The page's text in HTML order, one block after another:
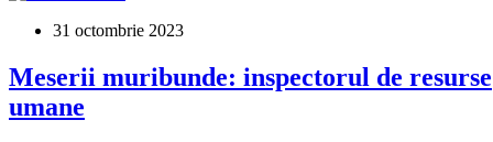
Five”.
venit
„Triple
31 octombrie 2023
Meserii muribunde: inspectorul de resurse
umane